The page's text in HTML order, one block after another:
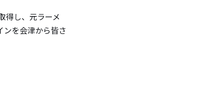
得し、元ラーメ
を会津から皆さ